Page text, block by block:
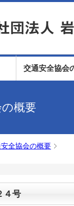
交通安全協会
概要
全協会の概要
４号